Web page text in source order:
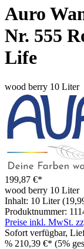
Auro
Nr. 555
Life
wood berry 10 Liter
199,87 €*
wood berry 10 Liter
Inhalt: 10 Liter
Produktnummer:
Preise inkl. MwSt.
Sofort verfügbar,
% 210,39 €* (5%